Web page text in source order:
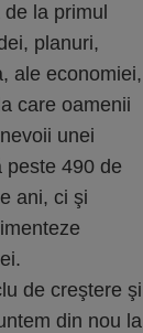
la primul
planuri,
ale economiei,
care oamenii
unei
peste 490 de
ani, ci şi
de creştere şi
din nou la